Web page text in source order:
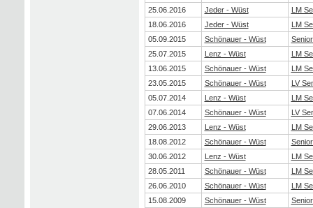
25.06.2016
Jeder - Wüst
LM
18.06.2016
Jeder - Wüst
LM
05.09.2015
Schönauer - Wüst
25.07.2015
Lenz - Wüst
LM
13.06.2015
Schönauer - Wüst
LM
23.05.2015
Schönauer - Wüst
LV
05.07.2014
Lenz - Wüst
LM
07.06.2014
Schönauer - Wüst
LV
29.06.2013
Lenz - Wüst
LM
18.08.2012
Schönauer - Wüst
30.06.2012
Lenz - Wüst
LM
28.05.2011
Schönauer - Wüst
LM
26.06.2010
Schönauer - Wüst
LM
15.08.2009
Schönauer - Wüst